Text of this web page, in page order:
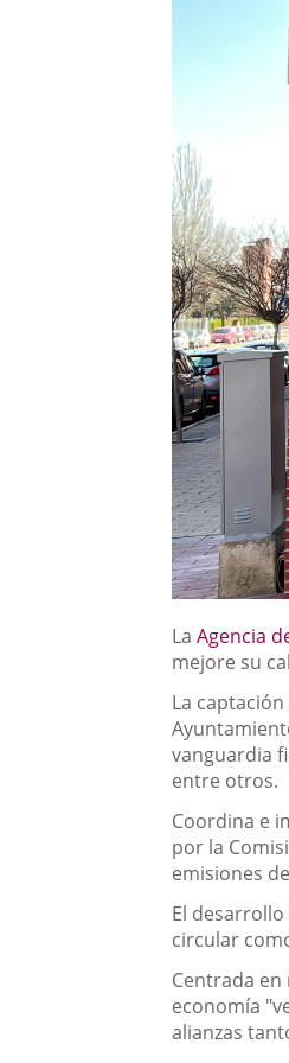
LaAgencia
mejore su
La
vanguardia
entre otros.
Coordina e
por la
emisiones
El
circular
Centrada en
economía
alianzas